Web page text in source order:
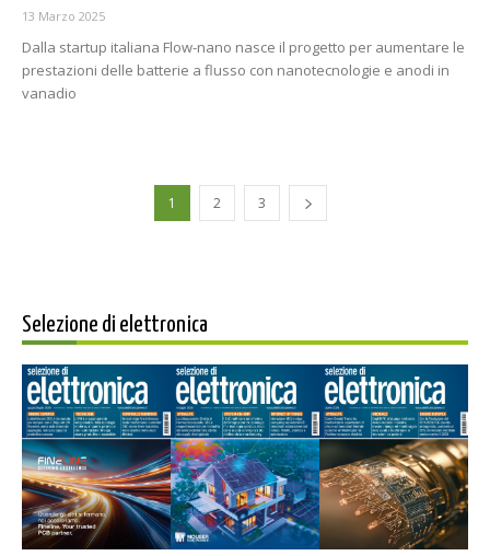
13 Marzo 2025
Dalla startup italiana Flow-nano nasce il progetto per aumentare le
prestazioni delle batterie a flusso con nanotecnologie e anodi in
vanadio
1 2 3
Selezione di elettronica